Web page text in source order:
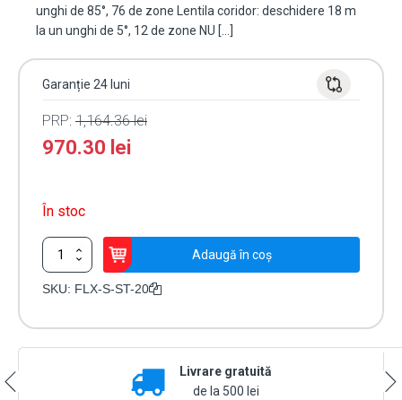
unghi de 85°, 76 de zone Lentila coridor: deschidere 18 m
la un unghi de 5°, 12 de zone NU […]
Garanție 24 luni
PRP: 1,164.36lei
970.30 lei
În stoc
Cantitate
PACHET
20
Adaugă în coș
SKU: FLX-S-ST-20
Livrare gratuită
de la 500 lei